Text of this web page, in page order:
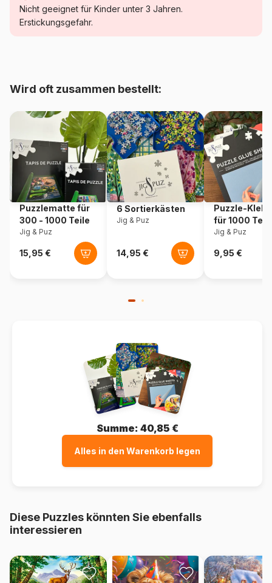
Kategorie Mond, Sonne und Planeten
5904438111077
Teileanzahl 100 Teile
Maße 40 x 29 cm
Nicht geeignet für Kinder unter 3 Jahren.
Erstickungsgefahr.
Wird oft zusammen bestellt:
Puzzlematte für
300 - 1000 Teile
Jig & Puz
6 Sortierkästen
Jig & Puz
Puzzle-
für 1000
Jig & Puz
Summe: 40,85 €
Alles in den Warenkorb legen
Diese Puzzles könnten Sie ebenfalls
interessieren